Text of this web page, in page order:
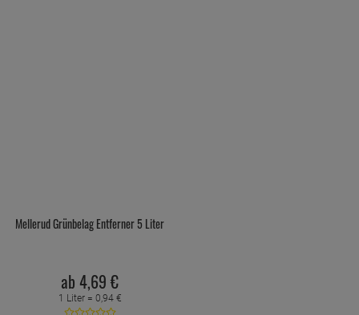
Mellerud Grünbelag Entferner 5 Liter
ab 4,69 €
1 Liter = 0,94 €